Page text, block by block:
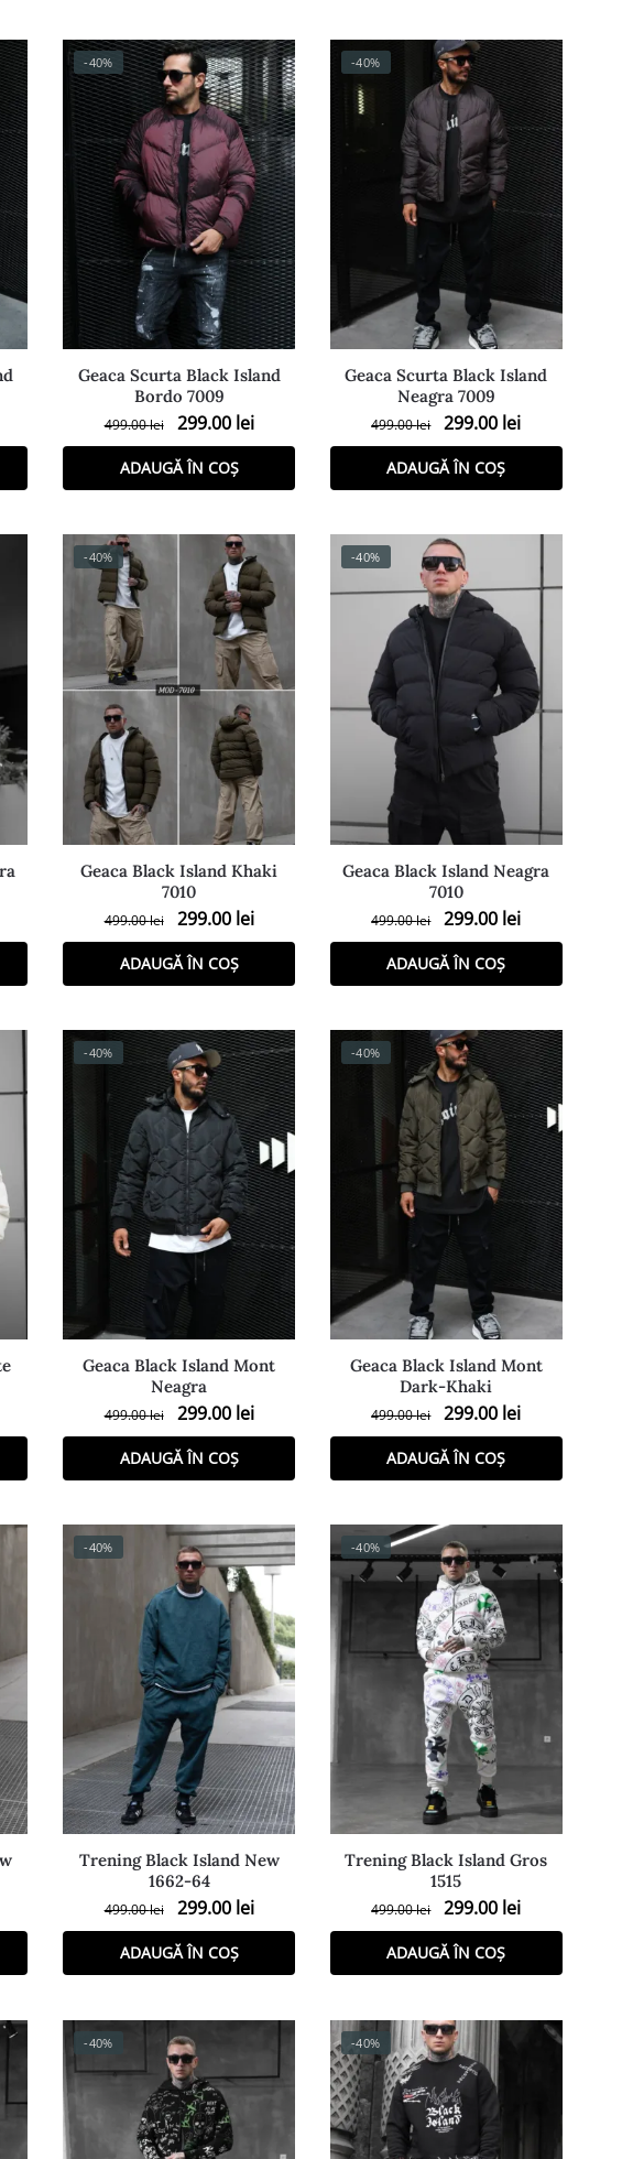
-40%
Geaca Scurta Black Island
Bordo 7009
499.00lei 299.00 lei
ADAUGĂ ÎN COȘ
-40%
Geaca Scurta Black Island
Neagra 7009
499.00lei 299.00 lei
ADAUGĂ ÎN COȘ
-40%
Geaca Black Island Khaki
7010
499.00lei 299.00 lei
ADAUGĂ ÎN COȘ
-40%
Geaca Black Island Neagra
7010
499.00lei 299.00 lei
ADAUGĂ ÎN COȘ
-40%
Geaca Black Island Mont
Neagra
499.00lei 299.00 lei
ADAUGĂ ÎN COȘ
-40%
Geaca Black Island Mont
Dark-Khaki
499.00lei 299.00 lei
ADAUGĂ ÎN COȘ
-40%
Trening Black Island New
1662-64
499.00lei 299.00 lei
ADAUGĂ ÎN COȘ
-40%
Trening Black Island Gros
1515
499.00lei 299.00 lei
ADAUGĂ ÎN COȘ
-40% -40%